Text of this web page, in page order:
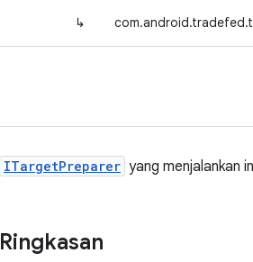
↳
ITargetPreparer yang menjalankan
Ringkasan